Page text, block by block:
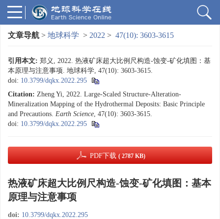
文章导航 > 地球科学 > 2022 > 47(10): 3603-3615
引用本文: 郑义, 2022. 热液矿床超大比例尺构造-蚀变-矿化填图：基
本原理与注意事项. 地球科学, 47(10): 3603-3615.
doi: 10.3799/dqkx.2022.295
Citation: Zheng Yi, 2022. Large-Scaled Structure-Alteration-
Mineralization Mapping of the Hydrothermal Deposits: Basic Principle
and Precautions. Earth Science, 47(10): 3603-3615.
doi: 10.3799/dqkx.2022.295
PDF下载 ( 2787 KB)
热液矿床超大比例尺构造-蚀变-矿化填图：基本
原理与注意事项
doi: 10.3799/dqkx.2022.295